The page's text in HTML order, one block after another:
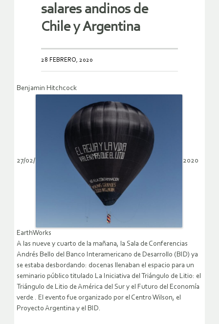
salares andinos de
Chile y Argentina
28 FEBRERO, 2020
Benjamin Hitchcock
27/02/ 2020
EarthWorks
A las nueve y cuarto de la mañana, la Sala de Conferencias
Andrés Bello del Banco Interamericano de Desarrollo (BID) ya
se estaba desbordando: docenas llenaban el espacio para un
seminario público titulado La Iniciativa del Triángulo de Litio: el
Triángulo de Litio de América del Sur y el Futuro del Economía
verde . El evento fue organizado por el Centro Wilson, el
Proyecto Argentina y el BID.